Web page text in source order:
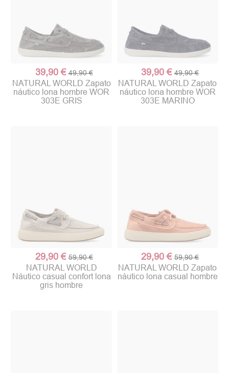
39,90 € 49,90 €
NATURAL WORLD Zapato
náutico lona hombre WOR
303E GRIS
39,90 € 49,90 €
NATURAL WORLD Zapato
náutico lona hombre WOR
303E MARINO
29,90 € 59,90 €
NATURAL WORLD
Náutico casual confort lona
gris hombre
29,90 € 59,90 €
NATURAL WORLD Zapato
náutico lona casual hombre